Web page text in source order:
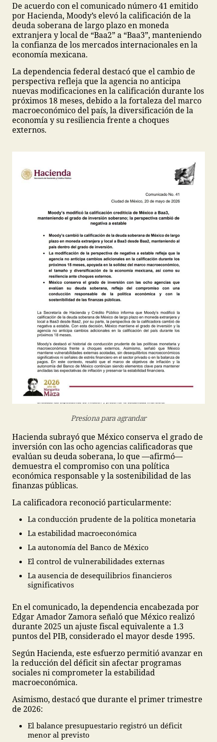
De acuerdo con el comunicado número 41 emitido
por Hacienda, Moody’s elevó la calificación de la
deuda soberana de largo plazo en moneda
extranjera y local de “Baa2” a “Baa3”, manteniendo
la confianza de los mercados internacionales en la
economía mexicana.
La dependencia federal destacó que el cambio de
perspectiva refleja que la agencia no anticipa
nuevas modificaciones en la calificación durante los
próximos 18 meses, debido a la fortaleza del marco
macroeconómico del país, la diversificación de la
economía y su resiliencia frente a choques
externos.
Presiona para agrandar
Hacienda subrayó que México conserva el grado de
inversión con las ocho agencias calificadoras que
evalúan su deuda soberana, lo que —afirmó—
demuestra el compromiso con una política
económica responsable y la sostenibilidad de las
finanzas públicas.
La calificadora reconoció particularmente:
La conducción prudente de la política monetaria
La estabilidad macroeconómica
La autonomía del Banco de México
El control de vulnerabilidades externas
La ausencia de desequilibrios financieros
significativos
En el comunicado, la dependencia encabezada por
Edgar Amador Zamora señaló que México realizó
durante 2025 un ajuste fiscal equivalente a 1.3
puntos del PIB, considerado el mayor desde 1995.
Según Hacienda, este esfuerzo permitió avanzar en
la reducción del déficit sin afectar programas
sociales ni comprometer la estabilidad
macroeconómica.
Asimismo, destacó que durante el primer trimestre
de 2026:
El balance presupuestario registró un déficit
menor al previsto